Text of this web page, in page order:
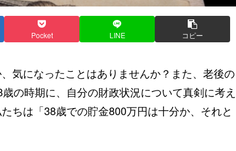
Pocket LINE コピー
気になったことはありませんか？また、老後の
の時期に、自分の財政状況について真剣に考え
ちは「38歳での貯金800万円は十分か、それと